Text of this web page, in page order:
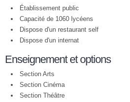
Établissement public
Capacité de 1060 lycéens
Dispose d'un restaurant self
Dispose d'un internat
Enseignement et options
Section Arts
Section Cinéma
Section Théâtre